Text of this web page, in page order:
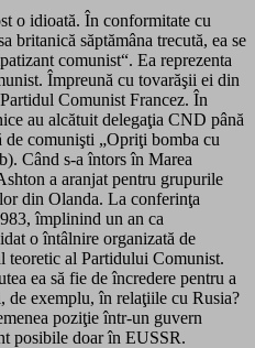
o idioată. În conformitate cu
britanică săptămâna trecută, ea se
comunist“. Ea reprezenta
Împreună cu tovarăşii ei din
Comunist Francez. În
au alcătuit delegaţia CND până
de comunişti „Opriţi bomba cu
Când s-a întors în Marea
a aranjat pentru grupurile
din Olanda. La conferinţa
împlinind un an ca
o întâlnire organizată de
al Partidului Comunist.
ea să fie de încredere pentru a
de exemplu, în relaţiile cu Rusia?
poziţie într-un guvern
posibile doar în EUSSR.